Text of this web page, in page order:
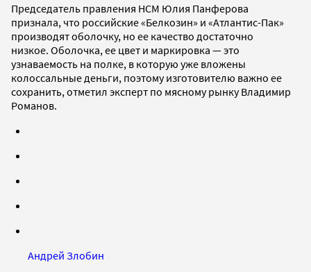
Председатель правления НСМ Юлия Панферова
признала, что российские «Белкозин» и «Атлантис-Пак»
производят оболочку, но ее качество достаточно
низкое. Оболочка, ее цвет и маркировка — это
узнаваемость на полке, в которую уже вложены
колоссальные деньги, поэтому изготовителю важно ее
сохранить, отметил эксперт по мясному рынку Владимир
Романов.
Андрей Злобин